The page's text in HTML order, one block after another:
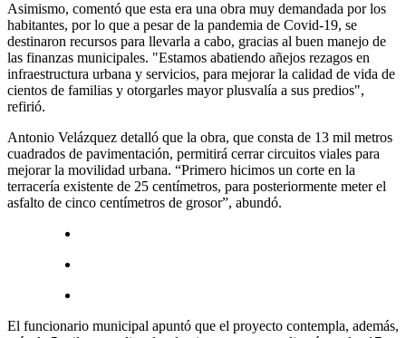
Asimismo, comentó que esta era una obra muy demandada por los
habitantes, por lo que a pesar de la pandemia de Covid-19, se
destinaron recursos para llevarla a cabo, gracias al buen manejo de
las finanzas municipales. "Estamos abatiendo añejos rezagos en
infraestructura urbana y servicios, para mejorar la calidad de vida de
cientos de familias y otorgarles mayor plusvalía a sus predios",
refirió.
Antonio Velázquez detalló que la obra, que consta de 13 mil metros
cuadrados de pavimentación, permitirá cerrar circuitos viales para
mejorar la movilidad urbana. “Primero hicimos un corte en la
terracería existente de 25 centímetros, para posteriormente meter el
asfalto de cinco centímetros de grosor”, abundó.
El funcionario municipal apuntó que el proyecto contempla, además,